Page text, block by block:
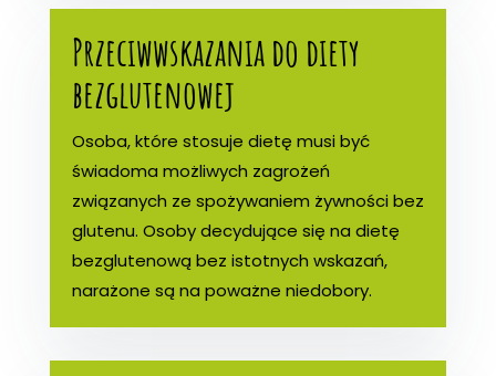
Przeciwwskazania do diety
bezglutenowej
Osoba, które stosuje dietę musi być
świadoma możliwych zagrożeń
związanych ze spożywaniem żywności bez
glutenu. Osoby decydujące się na dietę
bezglutenową bez istotnych wskazań,
narażone są na poważne niedobory.